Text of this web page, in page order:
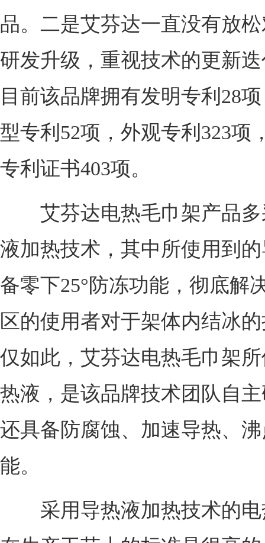
品。二是艾芬达一直没有放
研发升级，重视技术的更新
目前该品牌拥有发明专利28
型专利52项，外观专利323项
专利证书403项。
艾芬达电热毛巾架产品多
液加热技术，其中所使用到
备零下25°防冻功能，彻底解
区的使用者对于架体内结冰
仅如此，艾芬达电热毛巾架
热液，是该品牌技术团队自
还具备防腐蚀、加速导热、
能。
采用导热液加热技术的电